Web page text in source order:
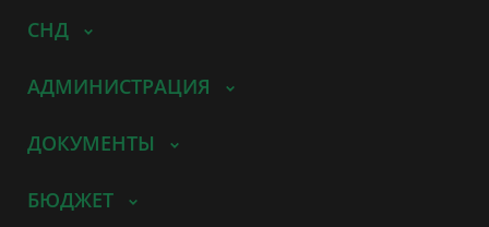
СНД
АДМИНИСТРАЦИЯ
ДОКУМЕНТЫ
БЮДЖЕТ